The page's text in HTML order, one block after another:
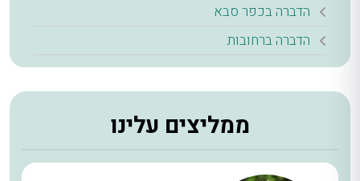
הדברה בכפר סבא
הדברה ברחובות
ממליצים עלינו